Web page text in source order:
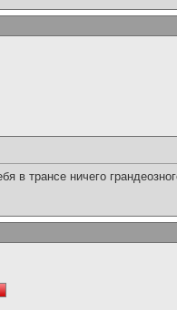
в трансе ничего